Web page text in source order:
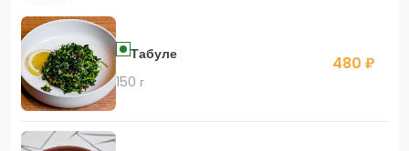
Табуле
150 г
480 ₽